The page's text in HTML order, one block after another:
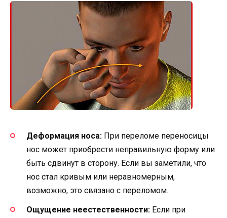
Деформация носа: При переломе переносицы
нос может приобрести неправильную форму или
быть сдвинут в сторону. Если вы заметили, что
нос стал кривым или неравномерным,
возможно, это связано с переломом.
Ощущение неестественности: Если при